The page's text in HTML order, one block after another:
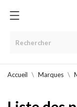
Accueil Marques